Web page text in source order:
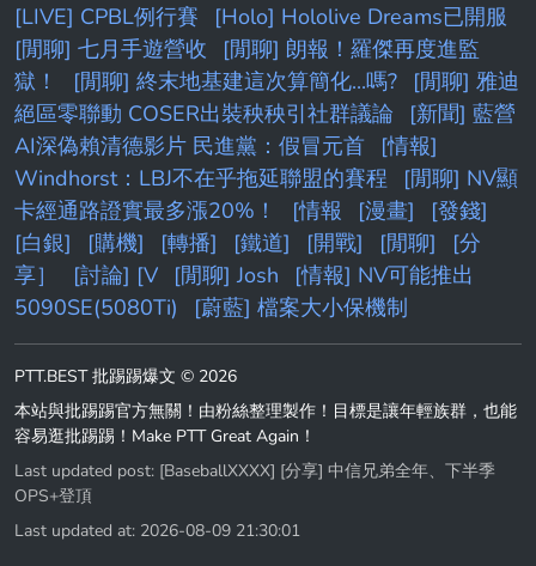
[LIVE] CPBL例行賽
[Holo] Hololive Dreams已開服
[閒聊] 七月手遊營收
[閒聊] 朗報！羅傑再度進監
獄！
[閒聊] 終末地基建這次算簡化...嗎?
[閒聊] 雅迪
絕區零聯動 COSER出裝秧秧引社群議論
[新聞] 藍營
AI深偽賴清德影片 民進黨：假冒元首
[情報]
Windhorst：LBJ不在乎拖延聯盟的賽程
[閒聊] NV顯
卡經通路證實最多漲20%！
[情報 [漫畫]
[發錢]
[白銀]
[購機] [轉播] [鐵道] [開戰] [閒聊]
[分
享］
[討論] [V [閒聊] Josh
[情報] NV可能推出
5090SE(5080Ti)
[蔚藍] 檔案大小保機制
PTT.BEST 批踢踢爆文 © 2026
本站與批踢踢官方無關！由粉絲整理製作！目標是讓年輕族群，也能
容易逛批踢踢！Make PTT Great Again！
Last updated post: [BaseballXXXX] [分享] 中信兄弟全年、下半季
OPS+登頂
Last updated at: 2026-08-09 21:30:01